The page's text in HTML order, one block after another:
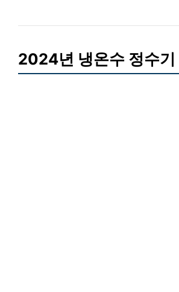
2024년 냉온수 정수기